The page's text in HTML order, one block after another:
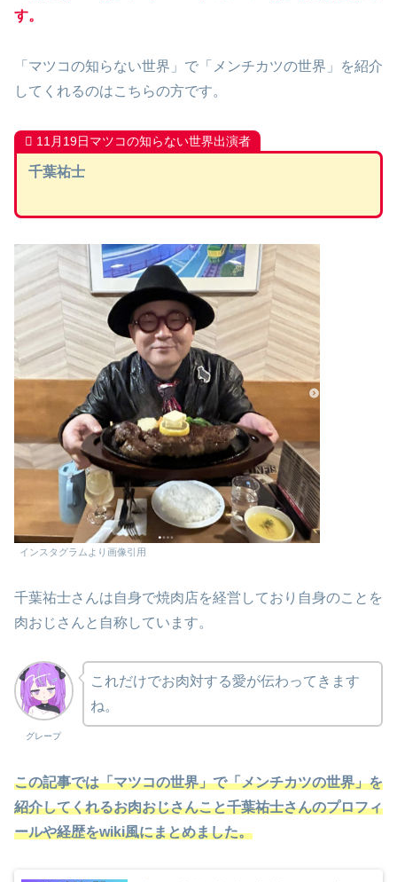
す。
「マツコの知らない世界」で「メンチカツの世界」を紹介
してくれるのはこちらの方です。
11月19日マツコの知らない世界出演者
千葉祐士
インスタグラムより画像引用
千葉祐士さんは自身で焼肉店を経営しており自身のことを
肉おじさんと自称しています。
グレープ
これだけでお肉対する愛が伝わってきます
ね。
この記事では「マツコの世界」で「メンチカツの世界」を
紹介してくれるお肉おじさんこと千葉祐士さんのプロフィ
ールや経歴をwiki風にまとめました。